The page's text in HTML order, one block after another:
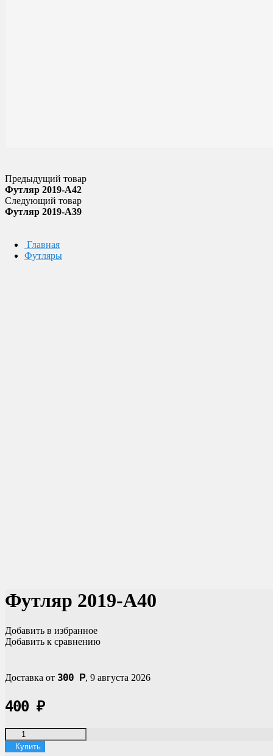
Предыдущий товар
Футляр 2019-A42
Следующий товар
Футляр 2019-A39
Главная
Футляры
Футляр 2019-A40
Добавить в избранное
Добавить к сравнению
Доставка от 300 Р, 9 августа 2026
400 ₽
Купить